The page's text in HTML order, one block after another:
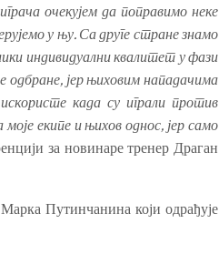
очекујем да поправимо неке
у њу. Са друге стране знамо
индивидуални квалитет у фази
јер њиховим нападачима
када су играли против
екипе и њихов однос, јер само
за новинаре тренер Драган
Путинчанина који одрађује